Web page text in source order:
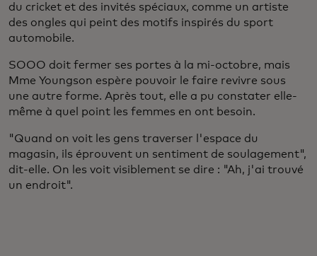
du cricket et des invités spéciaux, comme un artiste
des ongles qui peint des motifs inspirés du sport
automobile.
SOOO doit fermer ses portes à la mi-octobre, mais
Mme Youngson espère pouvoir le faire revivre sous
une autre forme. Après tout, elle a pu constater elle-
même à quel point les femmes en ont besoin.
"Quand on voit les gens traverser l'espace du
magasin, ils éprouvent un sentiment de soulagement",
dit-elle. On les voit visiblement se dire : "Ah, j'ai trouvé
un endroit".